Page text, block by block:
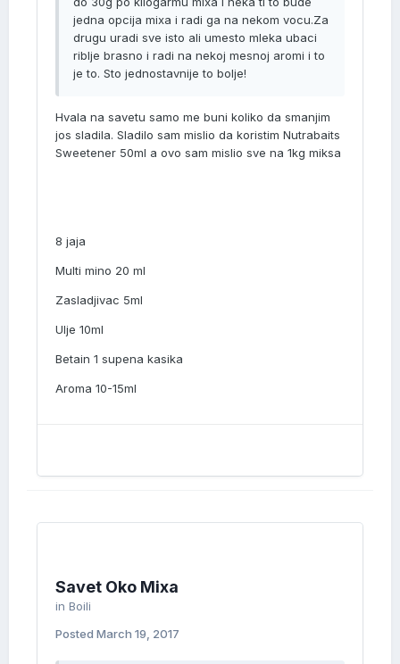
jedna opcija mixa i radi ga na nekom vocu.Za
drugu uradi sve isto ali umesto mleka ubaci
riblje brasno i radi na nekoj mesnoj aromi i to
je to. Sto jednostavnije to bolje!
Hvala na savetu samo me buni koliko da smanjim
jos sladila. Sladilo sam mislio da koristim Nutrabaits
Sweetener 50ml a ovo sam mislio sve na 1kg miksa
8 jaja
Multi mino 20 ml
Zasladjivac 5ml
Ulje 10ml
Betain 1 supena kasika
Aroma 10-15ml
Savet Oko Mixa
in Boili
Posted March 19, 2017